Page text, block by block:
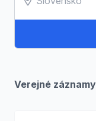
Verejné záznamy